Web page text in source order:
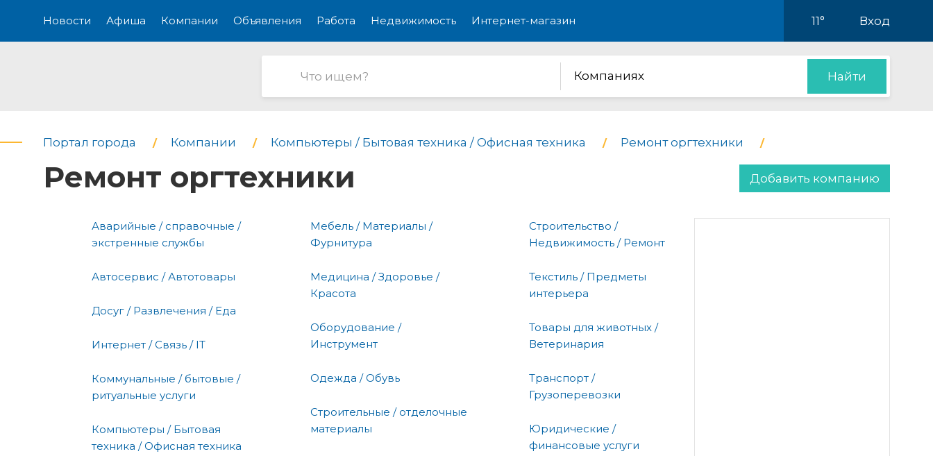
Новости Афиша Компании Объявления Работа Недвижимость Интернет-магазин 11° Вход
Компаниях Найти
Портал города Компании Компьютеры / Бытовая техника / Офисная техника Ремонт оргтехники
Ремонт оргтехники Добавить компанию
Аварийные / справочные /
экстренные службы
Автосервис / Автотовары
Досуг / Развлечения / Еда
Интернет / Связь / IT
Коммунальные / бытовые /
ритуальные услуги
Компьютеры / Бытовая
техника / Офисная техника
Мебель / Материалы /
Фурнитура
Медицина / Здоровье /
Красота
Оборудование /
Инструмент
Одежда / Обувь
Строительные / отделочные
материалы
Строительство /
Недвижимость / Ремонт
Текстиль / Предметы
интерьера
Товары для животных /
Ветеринария
Транспорт /
Грузоперевозки
Юридические /
финансовые услуги